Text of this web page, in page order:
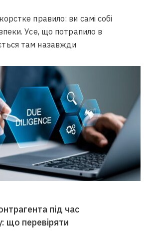
правило: ви самі собі
Усе, що потрапило в
там назавжди
під час
що перевіряти